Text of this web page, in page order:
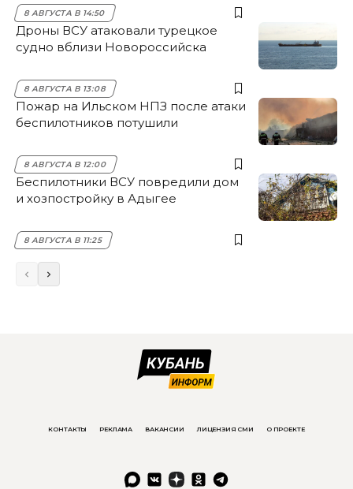
8 АВГУСТА В 14:50
Дроны ВСУ атаковали турецкое
судно вблизи Новороссийска
8 АВГУСТА В 13:08
Пожар на Ильском НПЗ после атаки
беспилотников потушили
8 АВГУСТА В 12:00
Беспилотники ВСУ повредили дом
и хозпостройку в Адыгее
8 АВГУСТА В 11:25
КОНТАКТЫ РЕКЛАМА ВАКАНСИИ ЛИЦЕНЗИЯ СМИ О ПРОЕКТЕ